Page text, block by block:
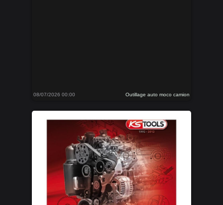
08/07/2026 00:00 Outillage auto moco camion